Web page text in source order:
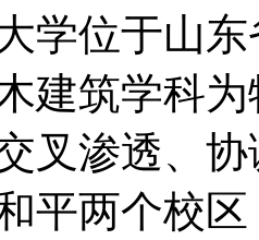
学位于山
建筑学科
叉渗透、
平两个校